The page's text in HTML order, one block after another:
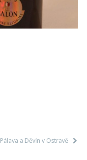
Pálava a Děvín v Ostravě